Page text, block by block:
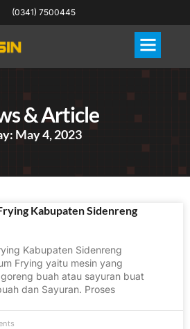
(0341) 7500445
& Article
May 4, 2023
Kabupaten Sidenreng
Kabupaten Sidenreng
Frying yaitu mesin yang
buah atau sayuran buat
dan Sayuran. Proses